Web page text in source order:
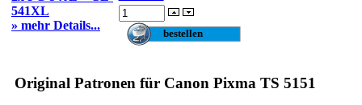
541XL
» mehr Details...
Original Patronen für Canon Pixma TS 5151